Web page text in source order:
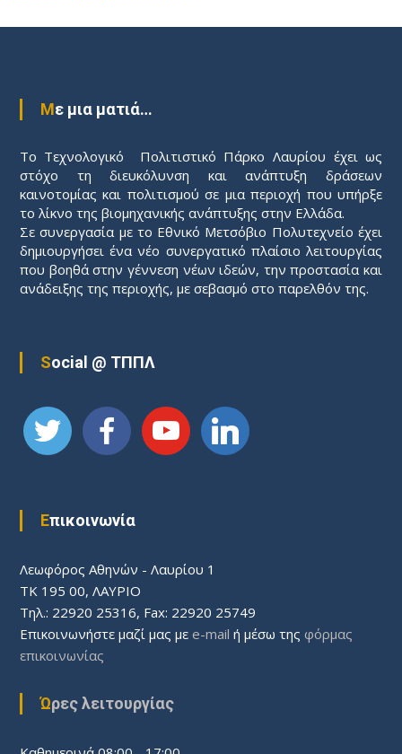
Με μια ματιά…
Το Τεχνολογικό Πολιτιστικό Πάρκο Λαυρίου έχει ως
στόχο τη διευκόλυνση και ανάπτυξη δράσεων
καινοτομίας και πολιτισμού σε μια περιοχή που υπήρξε
το λίκνο της βιομηχανικής ανάπτυξης στην Ελλάδα.
Σε συνεργασία με το Εθνικό Μετσόβιο Πολυτεχνείο έχει
δημιουργήσει ένα νέο συνεργατικό πλαίσιο λειτουργίας
που βοηθά στην γέννεση νέων ιδεών, την προστασία και
ανάδειξης της περιοχής, με σεβασμό στο παρελθόν της.
Social @ ΤΠΠΛ
Επικοινωνία
Λεωφόρος Aθηνών - Λαυρίου 1
ΤΚ 195 00, ΛΑΥΡΙΟ
Τηλ.: 22920 25316, Fax: 22920 25749
Επικοινωνήστε μαζί μας με e-mail ή μέσω της φόρμας
επικοινωνίας
Ώρες λειτουργίας